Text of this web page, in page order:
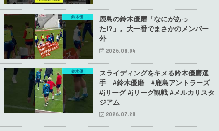
鈴木優
鹿島の鈴木優磨「なにがあっ
た!?」。大一番でまさかのメンバー
外
2026.08.04
鈴木優
スライディングをキメる鈴木優磨選
手 #鈴木優磨 #鹿島アントラーズ
#jリーグ #jリーグ観戦 #メルカリスタ
ジアム
2026.07.28